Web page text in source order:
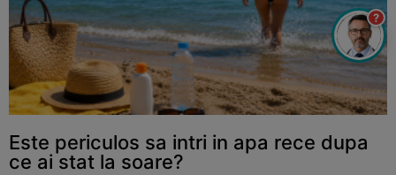
Este periculos sa intri in apa rece dupa
ce ai stat la soare?
?